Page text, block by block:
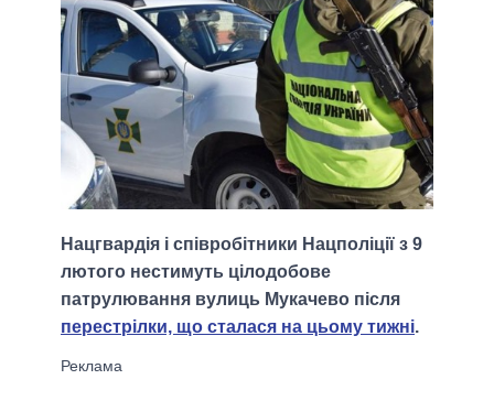
Нацгвардія і співробітники Нацполіції з 9
лютого нестимуть цілодобове
патрулювання вулиць Мукачево після
перестрілки, що сталася на цьому тижні.